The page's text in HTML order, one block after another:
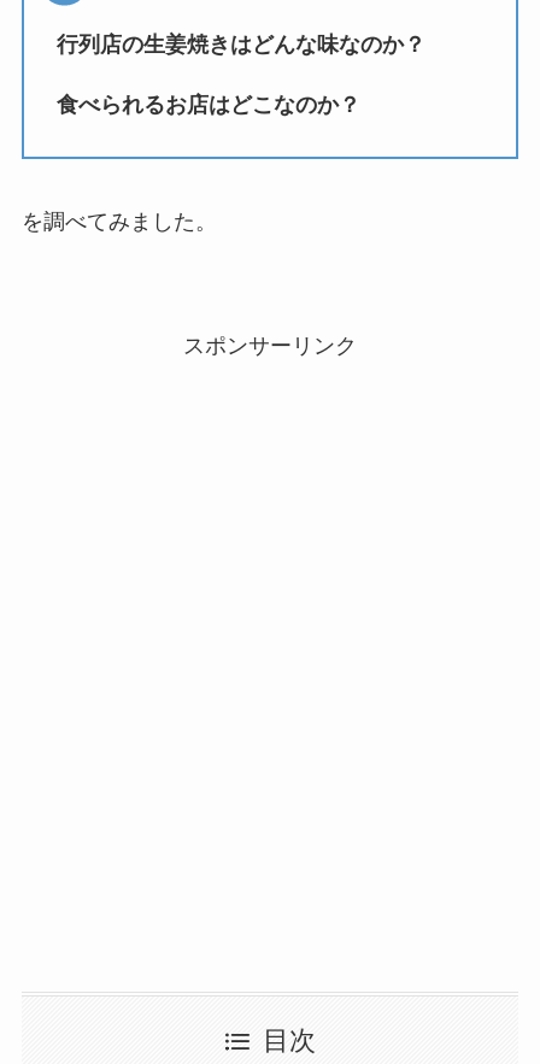
行列店の生姜焼きはどんな味なのか？
食べられるお店はどこなのか？
を調べてみました。
スポンサーリンク
目次